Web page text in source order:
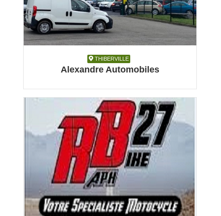
THIBERVILLE
THIBERVILLE
Alexandre Automobiles
Automobile